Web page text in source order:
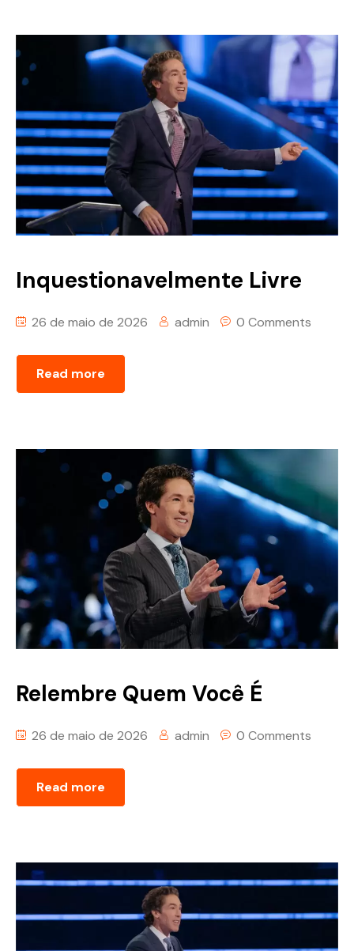
Inquestionavelmente Livre
26 de maio de 2026 admin 0 Comments
Read more
Relembre Quem Você É
26 de maio de 2026 admin 0 Comments
Read more